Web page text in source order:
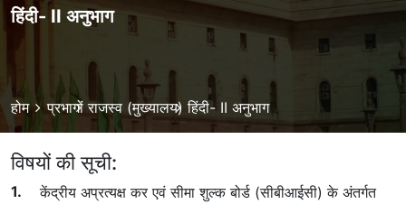
हिंदी- II अनुभाग
Breadcrumb
होम प्रभागों राजस्व (मुख्यालय) हिंदी- II अनुभाग
विषयों की सूची:
केंद्रीय अप्रत्यक्ष कर एवं सीमा शुल्क बोर्ड (सीबीआईसी) के अंतर्गत